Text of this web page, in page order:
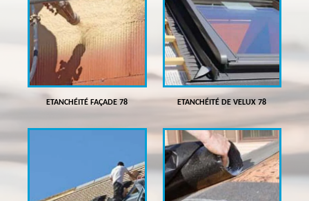
ETANCHÉITÉ FAÇADE 78 ETANCHÉITÉ DE VELUX 78